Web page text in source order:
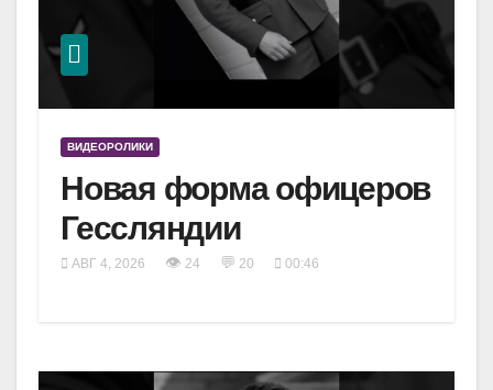
ВИДЕОРОЛИКИ
Новая форма офицеров
Гессляндии
АВГ 4, 2026 👁 24 💬 20 00:46